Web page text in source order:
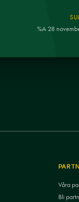
%A 28
Våra
Bli